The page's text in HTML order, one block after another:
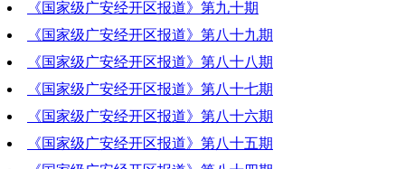
《国家级广安经开区报道》第九十期
《国家级广安经开区报道》第八十九期
《国家级广安经开区报道》第八十八期
《国家级广安经开区报道》第八十七期
《国家级广安经开区报道》第八十六期
《国家级广安经开区报道》第八十五期